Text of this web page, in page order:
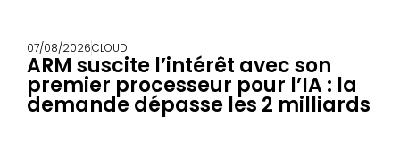
07/08/2026CLOUD
ARM suscite l’intérêt avec son
premier processeur pour l’IA : la
demande dépasse les 2 milliards